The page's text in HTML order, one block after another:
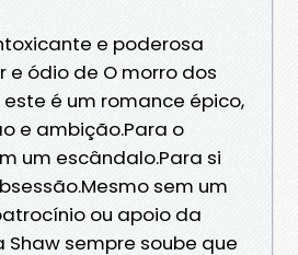
e poderosa
e ódio de O morro dos
é um romance épico,
e ambição.Para o
um escândalo.Para si
sem um
ou apoio da
sempre soube que